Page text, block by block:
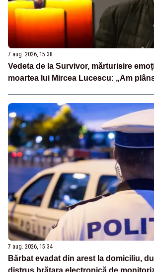
7 aug. 2026, 15:38
Vedeta de la Survivor, mărturisire
moartea lui Mircea Lucescu: „Am
7 aug. 2026, 15:34
Bărbat evadat din arest la domiciliu,